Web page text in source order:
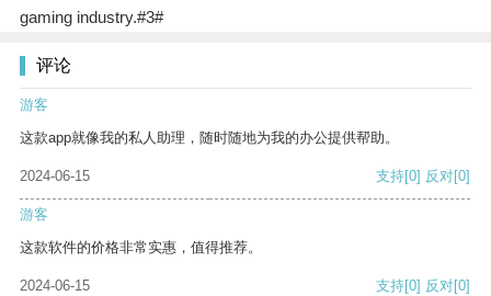
gaming industry.#3#
评论
游客
这款app就像我的私人助理，随时随地为我的办公提供帮助。
2024-06-15 支持[0] 反对[0]
游客
这款软件的价格非常实惠，值得推荐。
2024-06-15 支持[0] 反对[0]